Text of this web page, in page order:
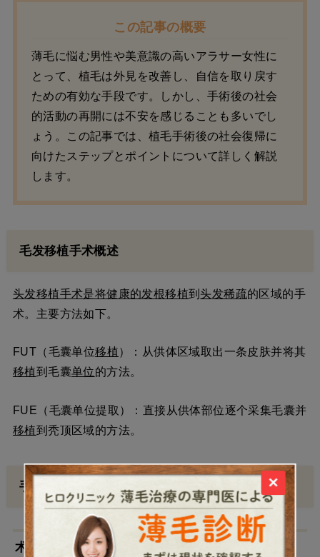
この記事の概要
薄毛に悩む男性や美意識の高いアラサー女性に
とって、植毛は外見を改善し、自信を取り戻す
ための有効な手段です。しかし、手術後の社会
的活動の再開には不安を感じることも多いでし
ょう。この記事では、植毛手術後の社会復帰に
向けたステップとポイントについて詳しく解説
します。
毛发移植手术概述
头发移植手术是将健康的发根移植到 头发稀疏的区域的手
术。主要方法如下。
FUT（毛囊单位移植）：从供体区域取出一条皮肤并将其
移植到毛囊单位的方法。
FUE（毛囊单位提取）：直接从供体部位逐个采集毛囊并
移植到秃顶区域的方法。
手术后初期恢复期
术后护理
×